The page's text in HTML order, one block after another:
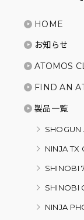
HOME
お知らせ
ATOMOS
FIND AN
製品一覧
SHOGUN
NINJA TX
SHINOBI
SHINOBI
NINJA